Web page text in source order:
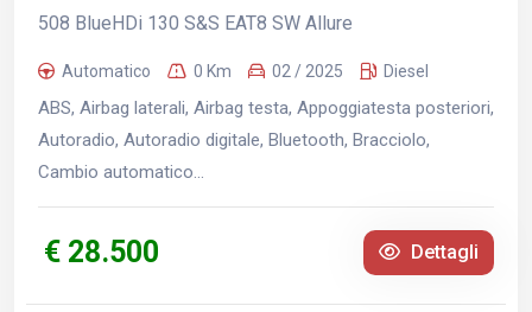
508 BlueHDi 130 S&S EAT8 SW Allure
Automatico 0 Km 02 / 2025 Diesel
ABS, Airbag laterali, Airbag testa, Appoggiatesta posteriori,
Autoradio, Autoradio digitale, Bluetooth, Bracciolo,
Cambio automatico...
€ 28.500 Dettagli